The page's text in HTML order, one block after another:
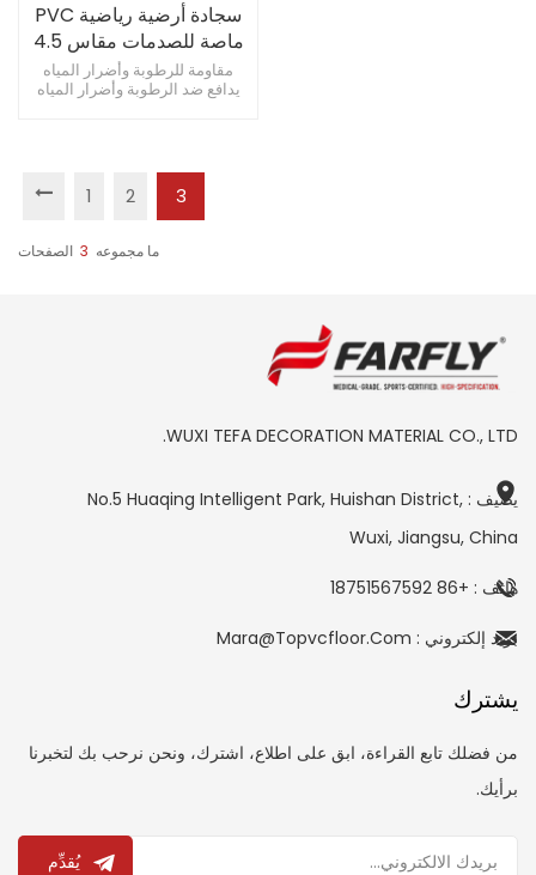
سجادة أرضية رياضية PVC
ماصة للصدمات مقاس 4.5
مم، سجادة تنس الريشة
قديمة رخيصة الثمن
مقاومة للرطوبة وأضرار المياه
يدافع ضد الرطوبة وأضرار المياه
1 2 3
ما مجموعه 3 الصفحات
WUXI TEFA DECORATION MATERIAL CO., LTD.
يضيف : No.5 Huaqing Intelligent Park, Huishan District,
Wuxi, Jiangsu, China
هاتف : +86 18751567592
بريد إلكتروني : Mara@topvcfloor.com
يشترك
من فضلك تابع القراءة، ابق على اطلاع، اشترك، ونحن نرحب بك لتخبرنا
برأيك.
يُقدِّم